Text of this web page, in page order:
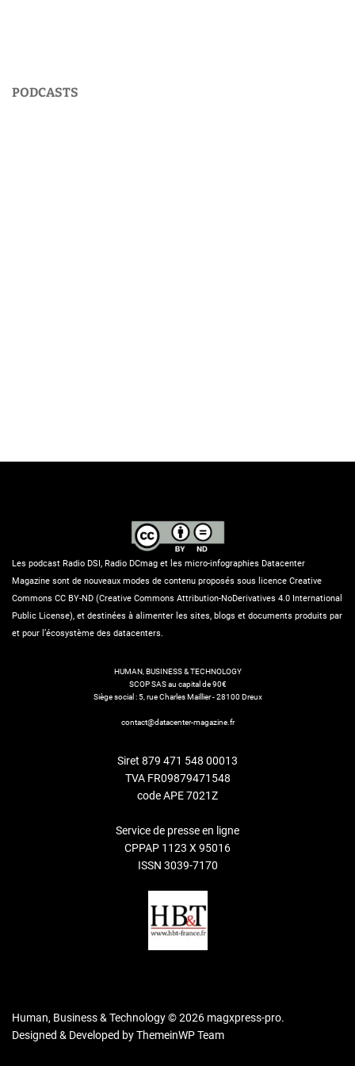
PODCASTS
Les podcast Radio DSI, Radio DCmag et les micro-infographies Datacenter
Magazine sont de nouveaux modes de contenu proposés sous licence Creative
Commons CC BY-ND (Creative Commons Attribution-NoDerivatives 4.0 International
Public License), et destinées à alimenter les sites, blogs et documents produits par
et pour l’écosystème des datacenters.
HUMAN, BUSINESS & TECHNOLOGY
SCOP SAS au capital de 90€
Siège social : 5, rue Charles Maillier - 28100 Dreux
contact@datacenter-magazine.fr
Siret 879 471 548 00013
TVA FR09879471548
code APE 7021Z
Service de presse en ligne
CPPAP 1123 X 95016
ISSN 3039-7170
Human, Business & Technology © 2026 magxpress-pro.
Designed & Developed byThemeinWP Team